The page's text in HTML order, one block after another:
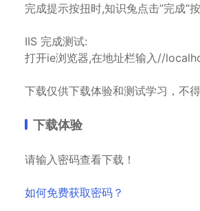
完成提示按扭时,知识兔点击”完成”
IIS 完成测试:
打开ie浏览器,在地址栏输入//
下载仅供下载体验和测试学习，不
下载体验
请输入密码查看下载！
如何免费获取密码？